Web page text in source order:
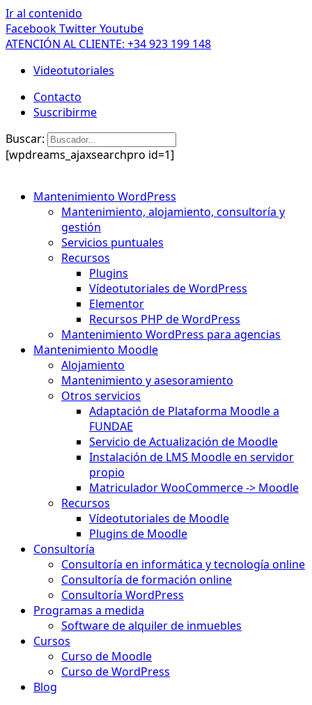
Ir al contenido
FacebookTwitterYoutube
ATENCIÓN AL CLIENTE: +34 923 199 148
Videotutoriales
Contacto
Suscribirme
Buscar:
[wpdreams_ajaxsearchpro id=1]
Mantenimiento WordPress
Mantenimiento, alojamiento, consultoría y
gestión
Servicios puntuales
Recursos
Plugins
Vídeotutoriales de WordPress
Elementor
Recursos PHP de WordPress
Mantenimiento WordPress para agencias
Mantenimiento Moodle
Alojamiento
Mantenimiento y asesoramiento
Otros servicios
Adaptación de Plataforma Moodle a
FUNDAE
Servicio de Actualización de Moodle
Instalación de LMS Moodle en servidor
propio
Matriculador WooCommerce -> Moodle
Recursos
Vídeotutoriales de Moodle
Plugins de Moodle
Consultoría
Consultoría en informática y tecnología online
Consultoría de formación online
Consultoría WordPress
Programas a medida
Software de alquiler de inmuebles
Cursos
Curso de Moodle
Curso de WordPress
Blog